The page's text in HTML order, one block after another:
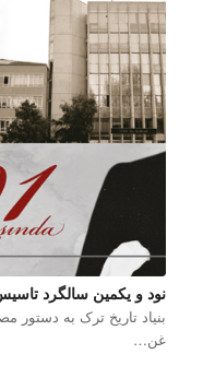
نود و یکمین سالگرد
بنیاد تاریخ ترک به
غن…